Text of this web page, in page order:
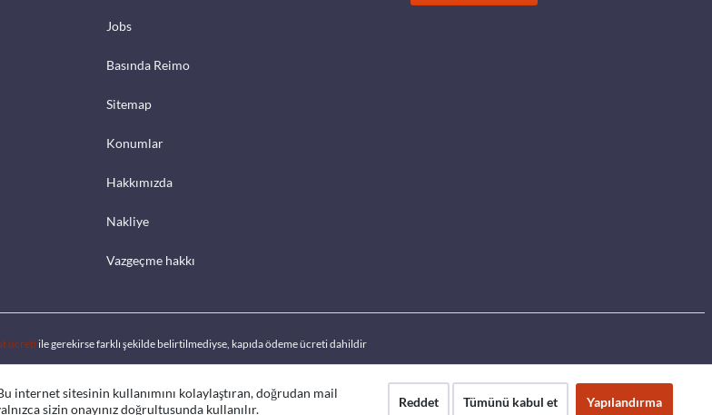
Jobs
Basında Reimo
Sitemap
Konumlar
Hakkımızda
Nakliye
Vazgeçme hakkı
ücreti ile gerekirse farklı şekilde belirtilmediyse, kapıda ödeme ücreti dahildir
internet sitesinin kullanımını kolaylaştıran, doğrudan mail
sizin onayınız doğrultusunda kullanılır.
Reddet Tümünü kabul et Yapılandırma